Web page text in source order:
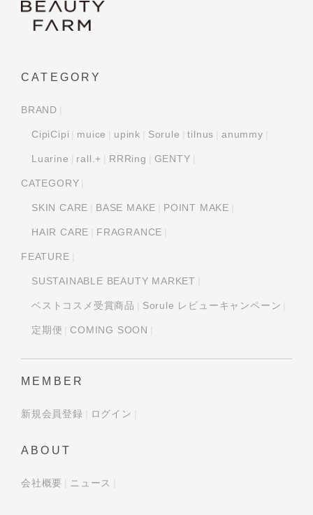
CATEGORY
BRAND
CipiCipi muice upink Sorule tilnus anummy
Luarine rall.+ RRRing GENTY
CATEGORY
SKIN CARE BASE MAKE POINT MAKE
HAIR CARE FRAGRANCE
FEATURE
SUSTAINABLE BEAUTY MARKET
ベストコスメ受賞商品 Sorule レビューキャンペーン
定期便 COMING SOON
MEMBER
新規会員登録 ログイン
ABOUT
会社概要 ニュース